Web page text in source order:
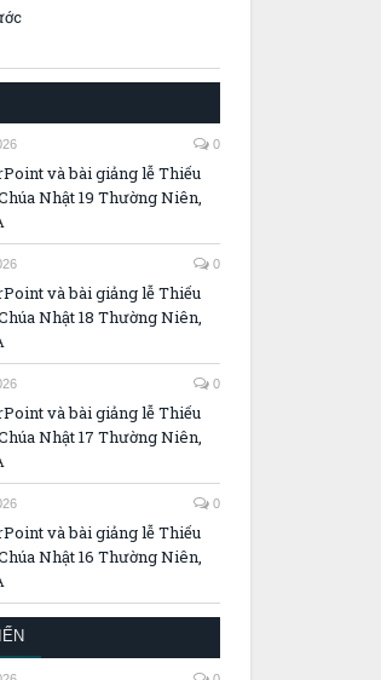
0
và bài giảng lễ Thiếu
Nhật 19 Thường Niên,
0
và bài giảng lễ Thiếu
Nhật 18 Thường Niên,
0
và bài giảng lễ Thiếu
Nhật 17 Thường Niên,
0
và bài giảng lễ Thiếu
Nhật 16 Thường Niên,